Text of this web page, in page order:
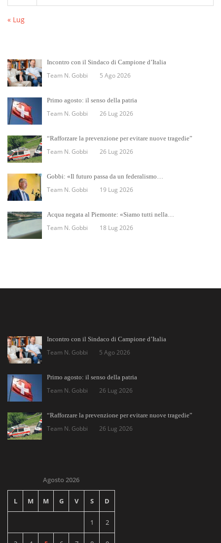
« Lug
Incontro con il Sindaco di Campione d’Italia
Team N. Gobbi 5 Ago 2026
Primo agosto: il senso della patria
Team N. Gobbi 26 Lug 2026
“Rafforzare la prevenzione per evitare nuove tragedie”
Team N. Gobbi 26 Lug 2026
Gobbi: «Il futuro passa da un federalismo…
Team N. Gobbi 19 Lug 2026
Acqua negata al Piemonte: «Siamo tutti nella…
Team N. Gobbi 18 Lug 2026
Incontro con il Sindaco di Campione d’Italia
Team N. Gobbi 5 Ago 2026
Primo agosto: il senso della patria
Team N. Gobbi 26 Lug 2026
“Rafforzare la prevenzione per evitare nuove tragedie”
Team N. Gobbi 26 Lug 2026
Agosto 2026
L M M G V S D
1 2